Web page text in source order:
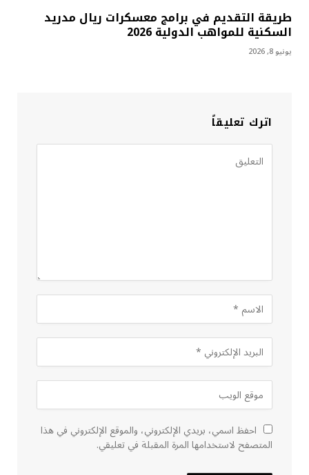
طريقة التقديم في برامج معسكرات ريال مدريد
السكنية للمواهب الدولية 2026
يونيو 8, 2026
اترك تعليقاً
احفظ اسمي، بريدي الإلكتروني، والموقع الإلكتروني في هذا
المتصفح لاستخدامها المرة المقبلة في تعليقي.